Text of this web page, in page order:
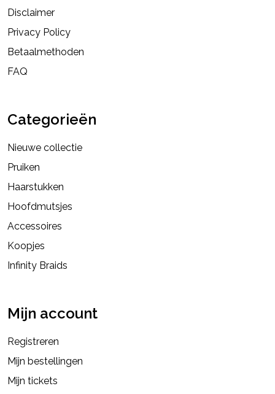
Disclaimer
Privacy Policy
Betaalmethoden
FAQ
Categorieën
Nieuwe collectie
Pruiken
Haarstukken
Hoofdmutsjes
Accessoires
Koopjes
Infinity Braids
Mijn account
Registreren
Mijn bestellingen
Mijn tickets